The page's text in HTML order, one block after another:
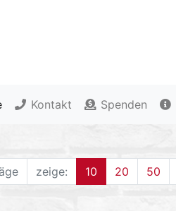
Kontakt Spenden
zeige: 10 20 50